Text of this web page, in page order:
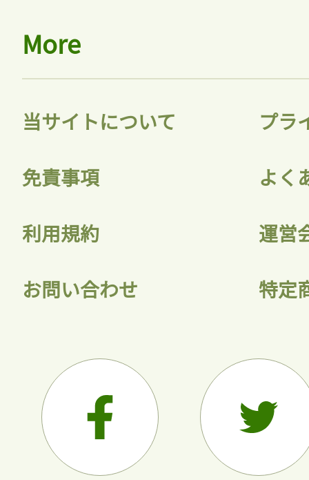
More
当サイトについて プラ
免責事項 よく
利用規約 運営
お問い合わせ 特定